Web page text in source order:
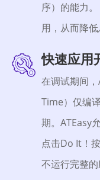
序）的能力
用，从而降低
快速应用
在调试期间
Time）仅编
期。ATEasy
点击Do It！
不运行完整的